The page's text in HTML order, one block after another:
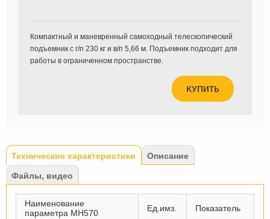
КУПИТЬ
Компактный и маневренный самоходный телескопический
подъемник с г/п 230 кг и в/п 5,66 м. Подъемник подходит для
работы в ограниченном пространстве.
Tabs
Технические характеристики (активная
вкладка)
Описание
Файлы, видео
Наименование
параметра MH570
Ед.имз. Показатель